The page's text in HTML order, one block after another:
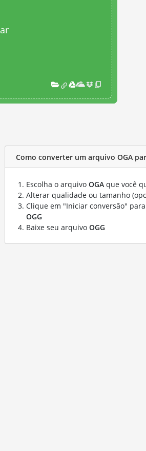
Como converter um arquivo OGA
Escolha o arquivo OGA que você
Alterar qualidade ou tamanho
Clique em "Iniciar conversão"
OGG
Baixe seu arquivo OGG